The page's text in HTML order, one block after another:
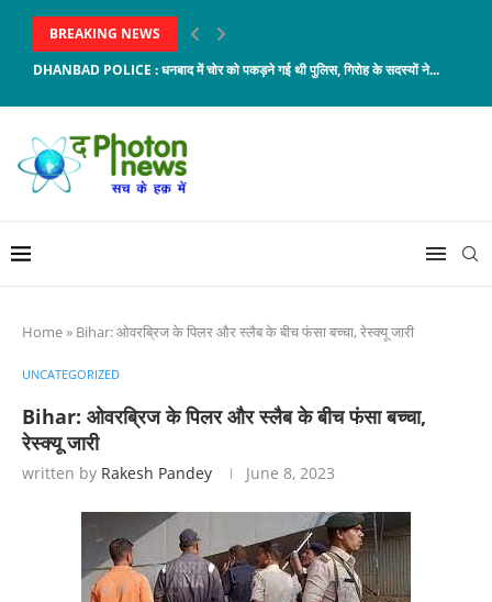
BREAKING NEWS
DHANBAD POLICE : धनबाद में चोर को पकड़ने गई थी पुलिस, गिरोह के सदस्यों ने...
Home» Bihar: ओवरब्रिज के पिलर और स्लैब के बीच फंसा बच्चा, रेस्क्यू जारी
UNCATEGORIZED
Bihar: ओवरब्रिज के पिलर और स्लैब के बीच फंसा बच्चा,
रेस्क्यू जारी
written by Rakesh Pandey June 8, 2023